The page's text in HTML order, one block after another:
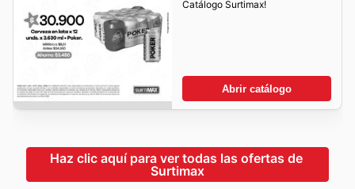
Catálogo Surtimax!
Abrir catálogo
Haz clic aquí para ver todas las ofertas de
Surtimax